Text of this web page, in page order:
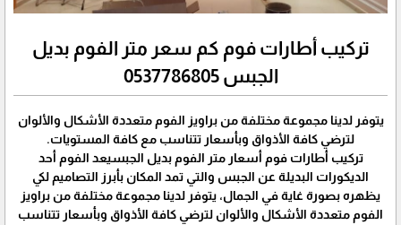
تركيب أطارات فوم كم سعر متر الفوم بديل
الجبس 0537786805
يتوفر لدينا مجموعة مختلفة من براويز الفوم متعددة الأشكال والألوان
لترضي كافة الأذواق وبأسعار تتناسب مع كافة المستويات.
تركيب أطارات فوم أسعار متر الفوم بديل الجبسيعد الفوم أحد
الديكورات البديلة عن الجبس والتي تمد المكان بأبرز التصاميم لكي
يظهره بصورة غاية في الجمال، يتوفر لدينا مجموعة مختلفة من براويز
الفوم متعددة الأشكال والألوان لترضي كافة الأذواق وبأسعار تتناسب